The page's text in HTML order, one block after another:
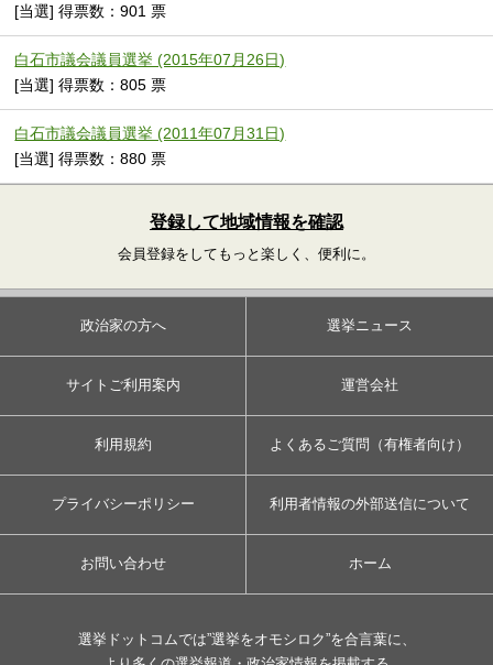
[当選] 得票数：901 票
白石市議会議員選挙 (2015年07月26日)
[当選] 得票数：805 票
白石市議会議員選挙 (2011年07月31日)
[当選] 得票数：880 票
登録して地域情報を確認
会員登録をしてもっと楽しく、便利に。
政治家の方へ 選挙ニュース
サイトご利用案内 運営会社
利用規約 よくあるご質問（有権者向け）
プライバシーポリシー 利用者情報の外部送信について
お問い合わせ ホーム
選挙ドットコムでは”選挙をオモシロク”を合言葉に、